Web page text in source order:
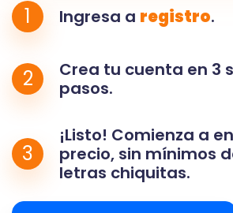
1 Ingresa a registro.
2
Crea tu cuenta en 3
pasos.
3
¡Listo! Comienza a
precio, sin mínimos
letras chiquitas.